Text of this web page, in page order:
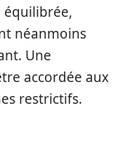
néanmoins
Une
accordée aux
restrictifs.